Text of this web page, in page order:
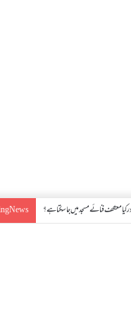
News معتکف فنائے مسجد میں جا سکتا ہے؟